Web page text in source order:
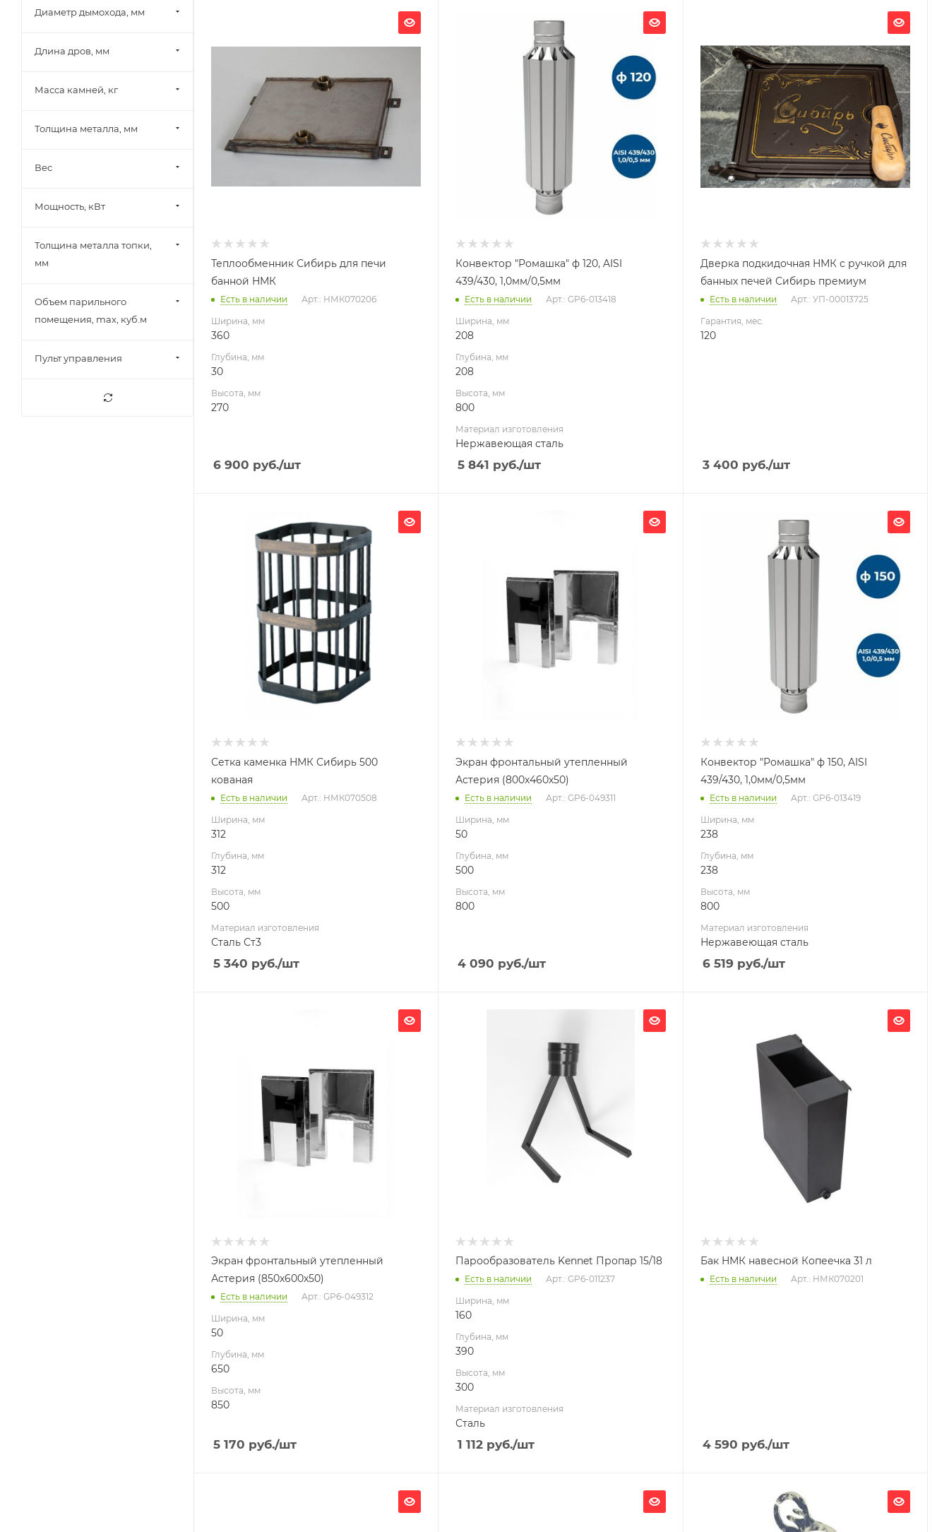
Высота, мм
Теплообменник Сибирь для печи
банной НМК
Есть в наличии Арт.: НМК070206
Ширина, мм
360
Глубина, мм
30
Высота, мм
270
6 900 руб./шт
Нержавеющая сталь
Конвектор "Ромашка" ф 120, AISI
439/430, 1,0мм/0,5мм
Есть в наличии Арт.: GP6-013418
Ширина, мм
208
Глубина, мм
208
Высота, мм
800
Материал изготовления
Нержавеющая сталь
5 841 руб./шт
Дверка подкидочная НМК с ручкой для
банных печей Сибирь премиум
Есть в наличии Арт.: УП-00013725
Гарантия, мес.
120
3 400 руб./шт
Глубина, мм
Высота, мм
Материал изготовления
Габариты В*Ш*Г мм
500х312х312
Сетка каменка НМК Сибирь 500
кованая
Есть в наличии Арт.: НМК070508
Ширина, мм
312
Глубина, мм
312
Высота, мм
500
Материал изготовления
Сталь Ст3
5 340 руб./шт
Экран фронтальный утепленный
Астерия (800х460х50)
Есть в наличии Арт.: GP6-049311
Ширина, мм
50
Глубина, мм
500
Высота, мм
800
4 090 руб./шт
Конвектор "Ромашка" ф 150, AISI
439/430, 1,0мм/0,5мм
Есть в наличии Арт.: GP6-013419
Ширина, мм
238
Глубина, мм
238
Высота, мм
800
Материал изготовления
Нержавеющая сталь
6 519 руб./шт
Экран фронтальный утепленный
Астерия (850х600х50)
Есть в наличии Арт.: GP6-049312
Ширина, мм
50
Глубина, мм
650
Высота, мм
850
5 170 руб./шт
Материал изготовления
Парообразователь Kennet Пропар 15/18
Есть в наличии Арт.: GP6-011237
Ширина, мм
160
Глубина, мм
390
Высота, мм
300
Материал изготовления
Сталь
1 112 руб./шт
Бак НМК навесной Копеечка 31 л
Есть в наличии Арт.: НМК070201
4 590 руб./шт
Диаметр дымохода, мм
Длина дров, мм
Масса камней, кг
Толщина металла, мм
Вес
Мощность, кВт
Толщина металла топки,
мм
Объем парильного
помещения, max, куб.м
Пульт управления